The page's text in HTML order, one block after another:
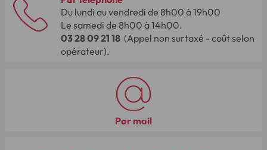
Du lundi au vendredi de 8h00 à 19h00
Le samedi de 8h00 à 14h00.
03 28 09 21 18 (Appel non surtaxé - coût selon
opérateur).
Par mail